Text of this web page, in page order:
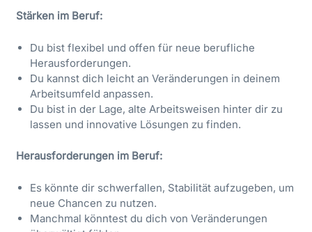
Stärken im Beruf:
Du bist flexibel und offen für neue berufliche
Herausforderungen.
Du kannst dich leicht an Veränderungen in deinem
Arbeitsumfeld anpassen.
Du bist in der Lage, alte Arbeitsweisen hinter dir zu
lassen und innovative Lösungen zu finden.
Herausforderungen im Beruf:
Es könnte dir schwerfallen, Stabilität aufzugeben, um
neue Chancen zu nutzen.
Manchmal könntest du dich von Veränderungen